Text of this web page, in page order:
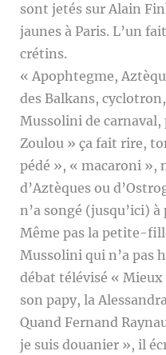
sont jetés sur Alain
jaunes à Paris. L’un
crétins.
« Apophtegme,
des Balkans,
Mussolini de carnaval,
Zoulou » ça fait rire,
pédé », « macaroni »,
d’Aztèques ou
n’a songé (jusqu’ici)
Même pas la petite-
Mussolini qui n’a pas
débat télévisé « Mieux
son papy, la
Quand Fernand
je suis douanier », il